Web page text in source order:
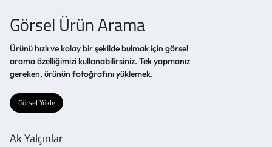
Görsel Ürün Arama
Ürünü hızlı ve kolay bir şekilde bulmak için görsel
arama özelliğimizi kullanabilirsiniz. Tek yapmanız
gereken, ürünün fotoğrafını yüklemek.
Görsel Yükle
Ak Yalçınlar